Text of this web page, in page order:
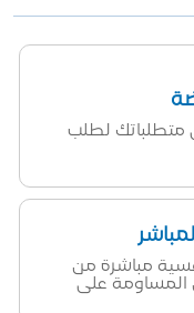
متطلباتك لطلب
مباشرة من
المساومة على